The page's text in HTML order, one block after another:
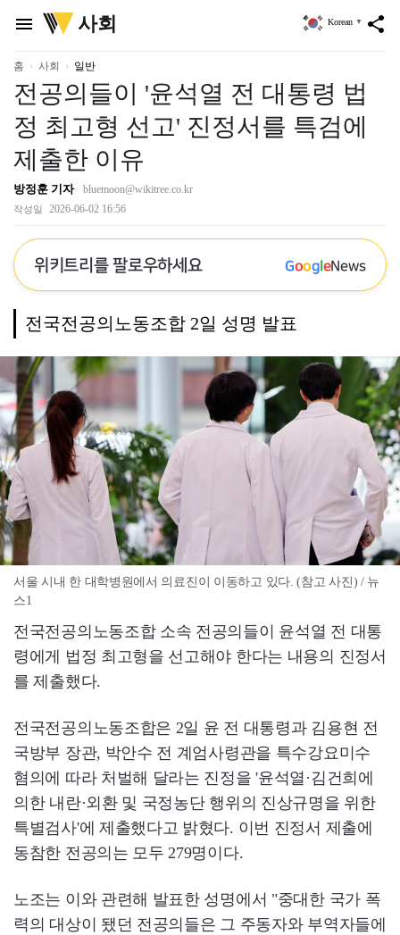
menu
위
키
리
사회 share
Korean ▼
홈 사회 일반
전공의들이 '윤석열 전 대통령 법
정 최고형 선고' 진정서를 특검에
제출한 이유
방정훈 기자 bluemoon@wikitree.co.kr
작성일 2026-06-02 16:56
위키트리를 팔로우하세요 GoogleNews
전국전공의노동조합 2일 성명 발표
서울 시내 한 대학병원에서 의료진이 이동하고 있다. (참고 사진) / 뉴
스1
전국전공의노동조합 소속 전공의들이 윤석열 전 대통
령에게 법정 최고형을 선고해야 한다는 내용의 진정서
를 제출했다.
전국전공의노동조합은 2일 윤 전 대통령과 김용현 전
국방부 장관, 박안수 전 계엄사령관을 특수강요미수
혐의에 따라 처벌해 달라는 진정을 '윤석열·김건희에
의한 내란·외환 및 국정농단 행위의 진상규명을 위한
특별검사'에 제출했다고 밝혔다. 이번 진정서 제출에
동참한 전공의는 모두 279명이다.
노조는 이와 관련해 발표한 성명에서 "중대한 국가 폭
력의 대상이 됐던 전공의들은 그 주동자와 부역자들에